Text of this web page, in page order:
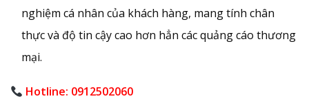
nghiệm cá nhân của khách hàng, mang tính chân
thực và độ tin cậy cao hơn hẳn các quảng cáo thương
mại.
Hotline: 0912502060